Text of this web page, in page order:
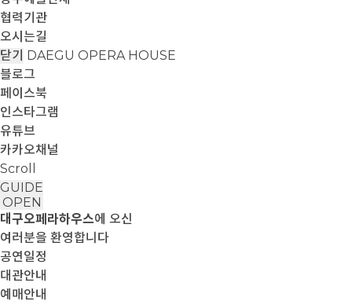
협력기관
오시는길
닫기 DAEGU OPERA HOUSE
블로그
페이스북
인스타그램
유튜브
카카오채널
Scroll
GUIDE
OPEN
대구오페라하우스에 오신
여러분을 환영합니다
공연일정
대관안내
예매안내